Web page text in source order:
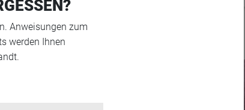
Anweisungen zum
werden Ihnen